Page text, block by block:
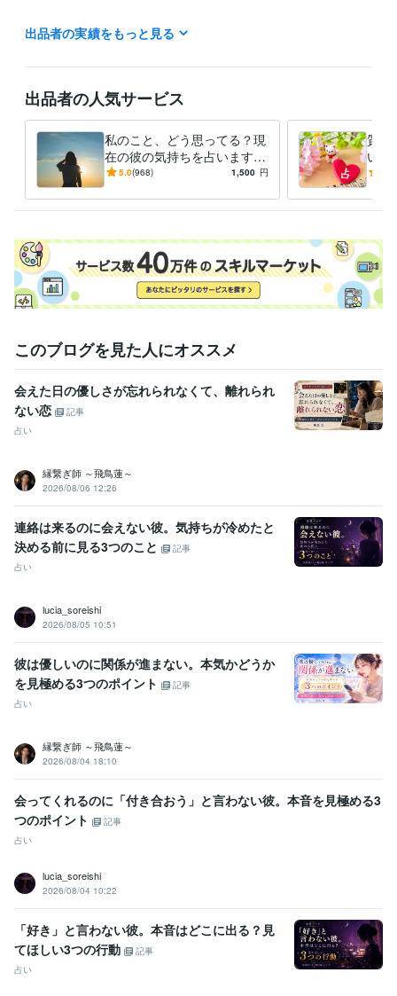
⭐️火曜日/金曜日
✡09時〜15時まで
土曜日
日曜日
祝日
（シングルマザーです(*'ω'*)
土日祝日は息子を優先するため、鑑定結果のお届けまで、お時間かかり
ます。ご了承ください☘️）
経験職種
魔法のiランド【＃この瞬間は私だけのもの　日常部門】
得意分野
占い 質問①つ⭐タロット占い チャット鑑定30分
恋愛 相手の気持ち 片想い 両想い 不倫 タロット 仕事
転職
出品者の実績をもっと見る
出品者の人気サービス
私のこと、どう思ってる？現
在の彼の気持ちを占います
透視タロット♡彼の気持ち♡
り？
5.0(968) 1,500 円
質問
い
な恋
このブログを見た人にオススメ
会えた日の優しさが忘れられなくて、離れられ
ない恋
記事
占い
縁繋ぎ師 ～飛鳥蓮～
2026/08/06 12:26
連絡は来るのに会えない彼。気持ちが冷めたと
決める前に見る3つのこと
記事
占い
lucia_soreishi
2026/08/05 10:51
彼は優しいのに関係が進まない。本気かどうか
を見極める3つのポイント
記事
占い
縁繋ぎ師 ～飛鳥蓮～
2026/08/04 18:10
会ってくれるのに「付き合おう」と言わない彼。本音を見極める3
つのポイント
記事
占い
lucia_soreishi
2026/08/04 10:22
「好き」と言わない彼。本音はどこに出る？見
てほしい3つの行動
記事
占い